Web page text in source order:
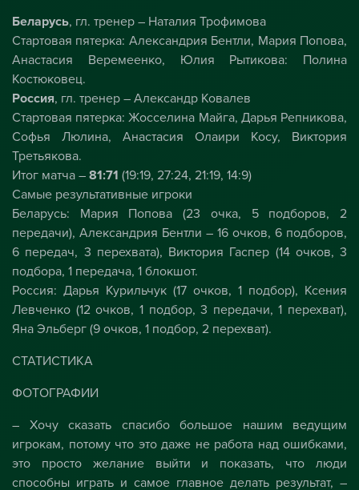
Беларусь, гл. тренер – Наталия Трофимова
Стартовая пятерка: Александрия Бентли, Мария Попова,
Анастасия Веремеенко, Юлия Рытикова: Полина
Костюковец.
Россия, гл. тренер – Александр Ковалев
Стартовая пятерка: Жосселина Майга, Дарья Репникова,
Софья Люлина, Анастасия Олаири Косу, Виктория
Третьякова.
Итог матча – 81:71 (19:19, 27:24, 21:19, 14:9)
Самые результативные игроки
Беларусь: Мария Попова (23 очка, 5 подборов, 2
передачи), Александрия Бентли – 16 очков, 6 подборов,
6 передач, 3 перехвата), Виктория Гаспер (14 очков, 3
подбора, 1 передача, 1 блокшот.
Россия: Дарья Курильчук (17 очков, 1 подбор), Ксения
Левченко (12 очков, 1 подбор, 3 передачи, 1 перехват),
Яна Эльберг (9 очков, 1 подбор, 2 перехват).
СТАТИСТИКА
ФОТОГРАФИИ
– Хочу сказать спасибо большое нашим ведущим
игрокам, потому что это даже не работа над ошибками,
это просто желание выйти и показать, что люди
способны играть и самое главное делать результат, –